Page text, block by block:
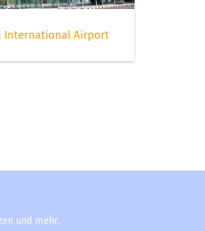
International Airport
und mehr.